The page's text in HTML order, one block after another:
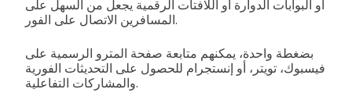
أو البوابات الدوارة أو اللافتات الرقمية يجعل من السهل على
المسافرين الاتصال على الفور.
بضغطة واحدة، يمكنهم متابعة صفحة المترو الرسمية على
فيسبوك، تويتر، أو إنستجرام للحصول على التحديثات الفورية
والمشاركات التفاعلية.